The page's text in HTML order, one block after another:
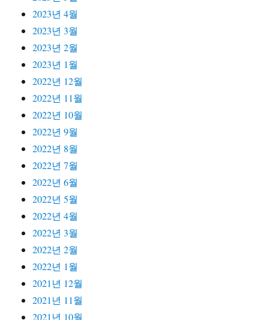
2023년 4월
2023년 3월
2023년 2월
2023년 1월
2022년 12월
2022년 11월
2022년 10월
2022년 9월
2022년 8월
2022년 7월
2022년 6월
2022년 5월
2022년 4월
2022년 3월
2022년 2월
2022년 1월
2021년 12월
2021년 11월
2021년 10월